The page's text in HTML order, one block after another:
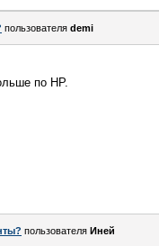
пользователя demi
по HP.
пользователя Иней